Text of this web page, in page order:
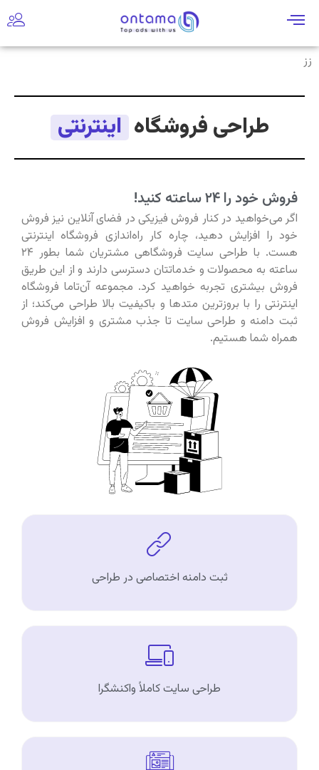
زز
طراحی فروشگاه اینترنتی
فروش خود را ۲۴ ساعته کنید!
اگر می‌خواهید در کنار فروش فیزیکی در فضای آنلاین نیز فروش
خود را افزایش دهید، چاره کار راه‌اندازی فروشگاه اینترنتی
هست. با طراحی سایت فروشگاهی مشتریان شما بطور ۲۴
ساعته به محصولات و خدماتتان دسترسی دارند و از این طریق
فروش بیشتری تجربه خواهید کرد. مجموعه آن‌تاما فروشگاه
اینترنتی را با بروزترین متدها و باکیفیت بالا طراحی می‌کند؛ از
ثبت دامنه و طراحی سایت تا جذب مشتری و افزایش فروش
همراه شما هستیم.
ثبت دامنه اختصاصی در طراحی
طراحی سایت کاملاً واکنشگرا